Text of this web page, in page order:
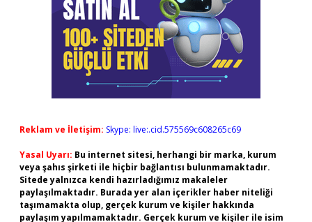
Reklam ve İletişim: Skype: live:.cid.575569c608265c69
Yasal Uyarı: Bu internet sitesi, herhangi bir marka, kurum
veya şahıs şirketi ile hiçbir bağlantısı bulunmamaktadır.
Sitede yalnızca kendi hazırladığımız makaleler
paylaşılmaktadır. Burada yer alan içerikler haber niteliği
taşımamakta olup, gerçek kurum ve kişiler hakkında
paylaşım yapılmamaktadır. Gerçek kurum ve kişiler ile isim